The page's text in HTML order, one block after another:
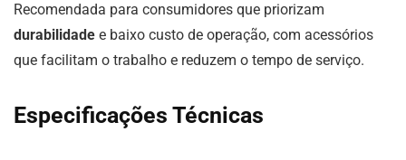
Recomendada para consumidores que priorizam
durabilidade e baixo custo de operação, com acessórios
que facilitam o trabalho e reduzem o tempo de serviço.
Especificações Técnicas